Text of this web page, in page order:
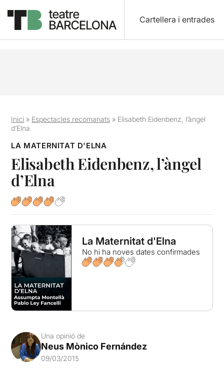
Cartellera i entrades
Inici » Espectacles recomanats » Elisabeth Eidenbenz, l’àngel
d’Elna
LA MATERNITAT D'ELNA
Elisabeth Eidenbenz, l’àngel
d’Elna
La Maternitat d'Elna
No hi ha noves dates confirmades
Una opinió de
Neus Mònico Fernández
09/03/2015